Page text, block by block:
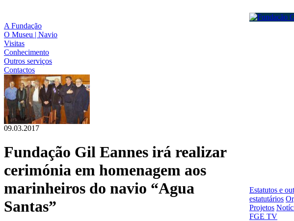
A Fundação
O Museu | Navio
Visitas
Conhecimento
Outros serviços
Contactos
09.03.2017
Fundação Gil Eannes irá realizar
cerimónia em homenagem aos
marinheiros do navio “Agua
Santas”
Estatutos e
estatutários
Projetos
FGE TV